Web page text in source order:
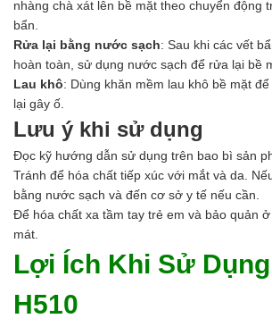
nhàng chà xát lên bề mặt theo chuyển động
bẩn.
Rửa lại bằng nước sạch: Sau khi các vết
hoàn toàn, sử dụng nước sạch để rửa lại bề
Lau khô: Dùng khăn mềm lau khô bề mặt
lại gây ố.
Lưu ý khi sử dụng
Đọc kỹ hướng dẫn sử dụng trên bao bì sản
Tránh để hóa chất tiếp xúc với mắt và da.
bằng nước sạch và đến cơ sở y tế nếu cần.
Để hóa chất xa tầm tay trẻ em và bảo quản
mát.
Lợi Ích Khi Sử Dụng
H510